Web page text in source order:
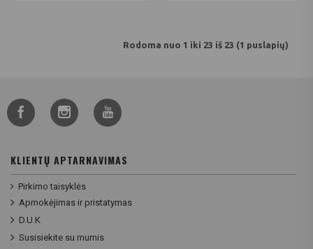
Rodoma nuo 1 iki 23 iš 23 (1 puslapių)
KLIENTŲ APTARNAVIMAS
Pirkimo taisyklės
Apmokėjimas ir pristatymas
D.U.K
Susisiekite su mumis